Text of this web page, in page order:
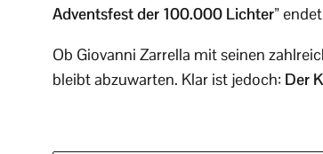
Adventsfest der 100.000 Lichter”
Ob Giovanni Zarrella mit seinen
bleibt abzuwarten. Klar ist jedoch: Der